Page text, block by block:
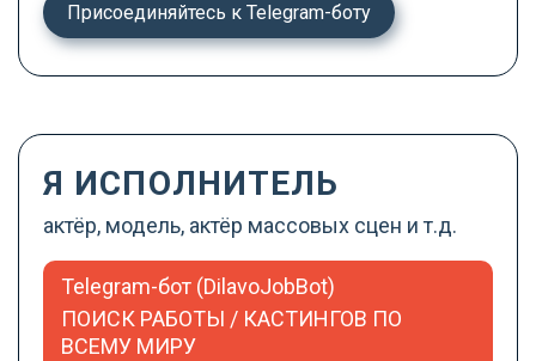
Присоединяйтесь к Telegram-боту
Я ИСПОЛНИТЕЛЬ
актёр, модель, актёр массовых сцен и т.д.
Telegram-бот (DilavoJobBot)
ПОИСК РАБОТЫ / КАСТИНГОВ ПО
ВСЕМУ МИРУ